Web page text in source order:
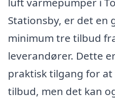
Stationsby, er det en
minimum tre tilbud
leverandører. Dette
praktisk tilgang for
tilbud, men det kan